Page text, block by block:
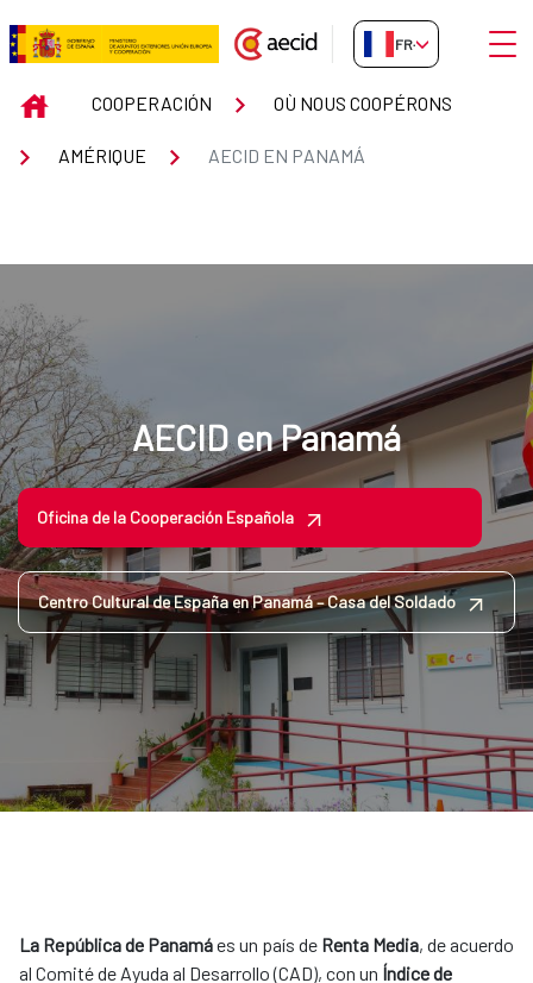
Saut au contenu principal
AECID en Panamá
FR-FR
INICIOCOOPERACIÓN OÙ NOUS COOPÉRONS
AMÉRIQUE AECID EN PANAMÁ
AECID en Panamá
Oficina de la Cooperación Española
Centro Cultural de España en Panamá – Casa del Soldado
La República de Panamáes un país de Renta Media, de acuerdo
al Comité de Ayuda al Desarrollo (CAD), con un Índice de